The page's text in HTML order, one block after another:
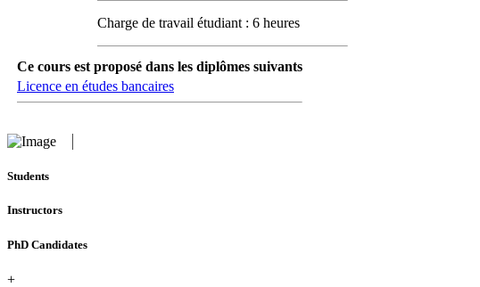
Charge de travail étudiant : 6 heures
Ce cours est proposé dans les diplômes suivants
Licence en études bancaires
Students
Instructors
PhD Candidates
+